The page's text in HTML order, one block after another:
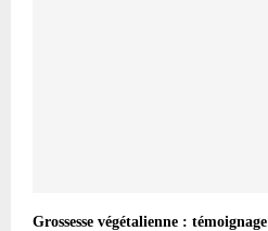
Grossesse végétalienne : témoignage